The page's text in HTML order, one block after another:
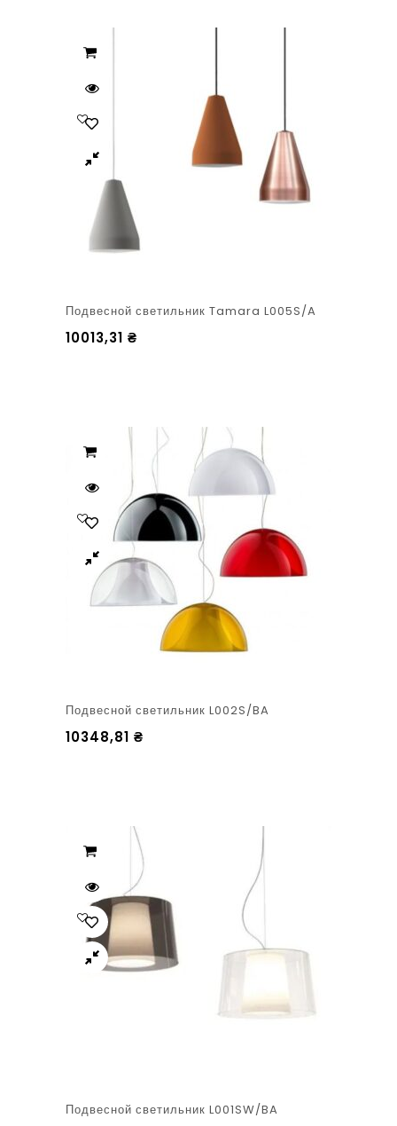
Подвесной светильник Tamara L005S/A
10013,31 ₴
Подвесной светильник L002S/BA
10348,81 ₴
Подвесной светильник L001SW/BA